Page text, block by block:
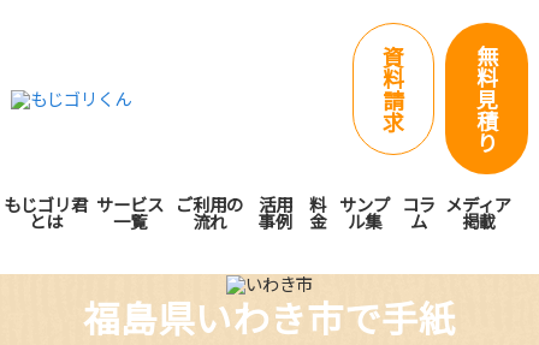
資
料
請
求
無
料
見
積
り
もじゴリ君
とは
サービス
一覧
ご利用の
流れ
活用
事例
料
金
サンプ
ル集
コラ
ム
メディア
掲載
福島県いわき市で手紙